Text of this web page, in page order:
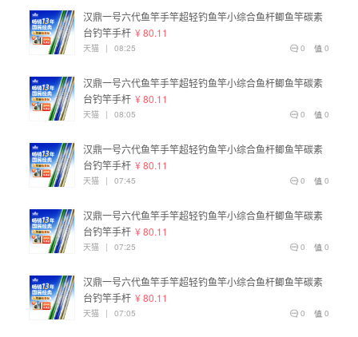
汉鼎一号六代鱼竿手竿超轻钓鱼竿小综合鱼杆鲫鱼竿碳素
台钓竿手杆 ¥ 80.11
0
0
天猫 | 08:25
汉鼎一号六代鱼竿手竿超轻钓鱼竿小综合鱼杆鲫鱼竿碳素
台钓竿手杆 ¥ 80.11
0
0
天猫 | 08:05
汉鼎一号六代鱼竿手竿超轻钓鱼竿小综合鱼杆鲫鱼竿碳素
台钓竿手杆 ¥ 80.11
0
0
天猫 | 07:45
汉鼎一号六代鱼竿手竿超轻钓鱼竿小综合鱼杆鲫鱼竿碳素
台钓竿手杆 ¥ 80.11
0
0
天猫 | 07:25
汉鼎一号六代鱼竿手竿超轻钓鱼竿小综合鱼杆鲫鱼竿碳素
台钓竿手杆 ¥ 80.11
0
0
天猫 | 07:05